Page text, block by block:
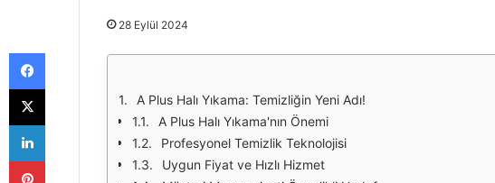
28 Eylül 2024
A Plus Halı Yıkama: Temizliğin Yeni Adı!
A Plus Halı Yıkama'nın Önemi
Profesyonel Temizlik Teknolojisi
Uygun Fiyat ve Hızlı Hizmet
Facebook
X
LinkedIn
Pinterest